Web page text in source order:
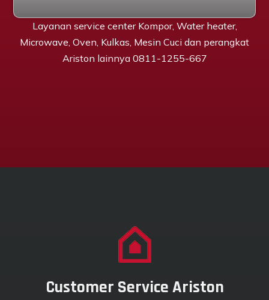
Layanan service center Kompor, Water heater,
Microwave, Oven, Kulkas, Mesin Cuci dan perangkat
Ariston lainnya 0811-1255-667
Customer Service Ariston